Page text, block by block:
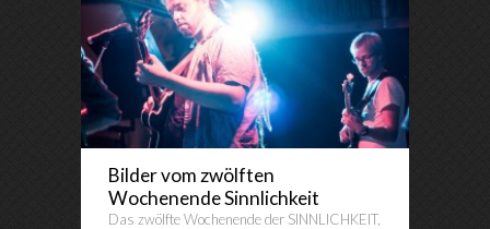
Bilder vom zwölften
Wochenende Sinnlichkeit
Das zwölfte Wochenende der SINNLICHKEIT,